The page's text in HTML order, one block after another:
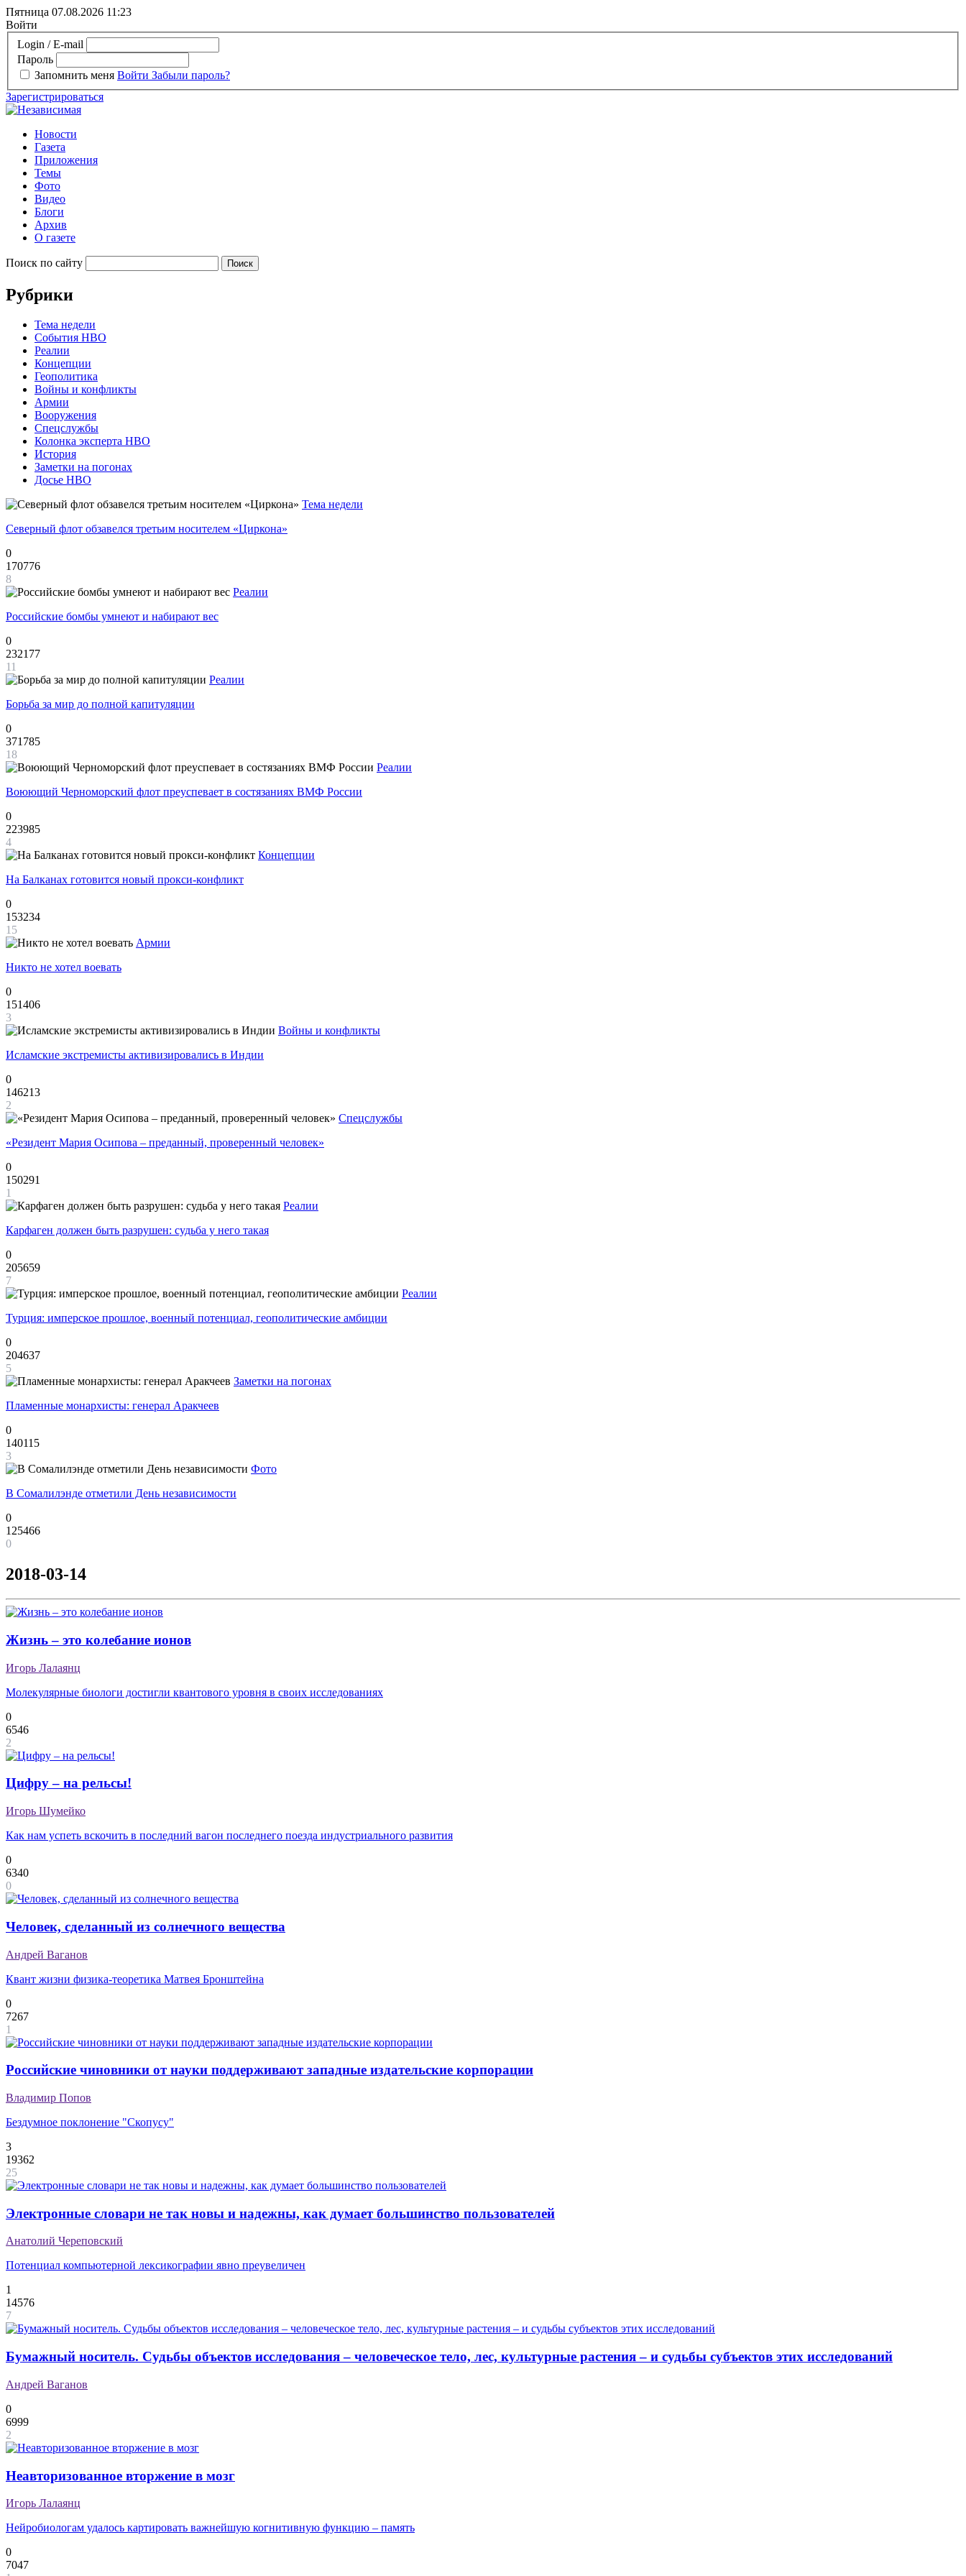
Пятница 07.08.2026 11:23
Войти
Login / E-mail
Пароль
Запомнить меня Войти Забыли пароль?
Зарегистрироваться
Новости
Газета
Приложения
Темы
Фото
Видео
Блоги
Архив
О газете
Поиск по сайту
Рубрики
Тема недели
События НВО
Реалии
Концепции
Геополитика
Войны и конфликты
Армии
Вооружения
Спецслужбы
Колонка эксперта НВО
История
Заметки на погонах
Досье НВО
Тема недели
Северный флот обзавелся третьим носителем «Циркона»
0
170776
8
Реалии
Российские бомбы умнеют и набирают вес
0
232177
11
Реалии
Борьба за мир до полной капитуляции
0
371785
18
Реалии
Воюющий Черноморский флот преуспевает в состязаниях ВМФ России
0
223985
4
Концепции
На Балканах готовится новый прокси-конфликт
0
153234
15
Армии
Никто не хотел воевать
0
151406
3
Войны и конфликты
Исламские экстремисты активизировались в Индии
0
146213
2
Спецслужбы
«Резидент Мария Осипова – преданный, проверенный человек»
0
150291
1
Реалии
Карфаген должен быть разрушен: судьба у него такая
0
205659
7
Реалии
Турция: имперское прошлое, военный потенциал, геополитические амбиции
0
204637
5
Заметки на погонах
Пламенные монархисты: генерал Аракчеев
0
140115
3
Фото
В Сомалилэнде отметили День независимости
0
125466
0
2018-03-14
Жизнь – это колебание ионов
Игорь Лалаянц
Молекулярные биологи достигли квантового уровня в своих исследованиях
0
6546
2
Цифру – на рельсы!
Игорь Шумейко
Как нам успеть вскочить в последний вагон последнего поезда индустриального развития
0
6340
0
Человек, сделанный из солнечного вещества
Андрей Ваганов
Квант жизни физика-теоретика Матвея Бронштейна
0
7267
1
Российские чиновники от науки поддерживают западные издательские корпорации
Владимир Попов
Бездумное поклонение "Скопусу"
3
19362
25
Электронные словари не так новы и надежны, как думает большинство пользователей
Анатолий Череповский
Потенциал компьютерной лексикографии явно преувеличен
1
14576
7
Бумажный носитель. Судьбы объектов исследования – человеческое тело, лес, культурные растения – и судьбы субъектов этих исследований
Андрей Ваганов
0
6999
2
Неавторизованное вторжение в мозг
Игорь Лалаянц
Нейробиологам удалось картировать важнейшую когнитивную функцию – память
0
7047